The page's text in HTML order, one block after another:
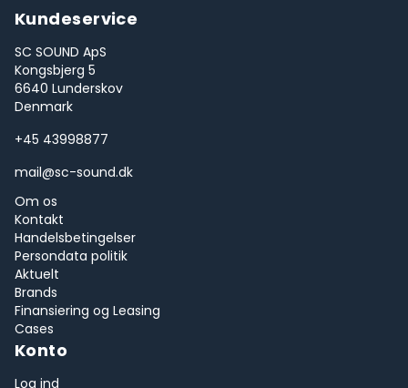
Kundeservice
SC SOUND ApS
Kongsbjerg 5
6640 Lunderskov
Denmark
+45 43998877
mail@sc-sound.dk
Om os
Kontakt
Handelsbetingelser
Persondata politik
Aktuelt
Brands
Finansiering og Leasing
Cases
Konto
Log ind